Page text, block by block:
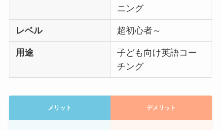
ニング
レベル 超初心者～
用途
子ども向け英語コー
チング
メリット デメリット